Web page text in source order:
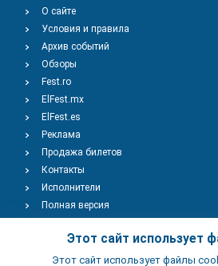
Этот сайт использует
Этот сайт использует файлы
О сайте
Условия и правила
Архив событий
Обзоры
Fest.ro
ElFest.mx
ElFest.es
Реклама
Продажа билетов
Контакты
Исполнители
Полная версия